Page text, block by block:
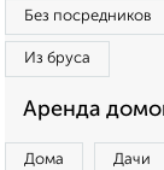
Без посредников
Из бруса
Аренда
Дома Дачи